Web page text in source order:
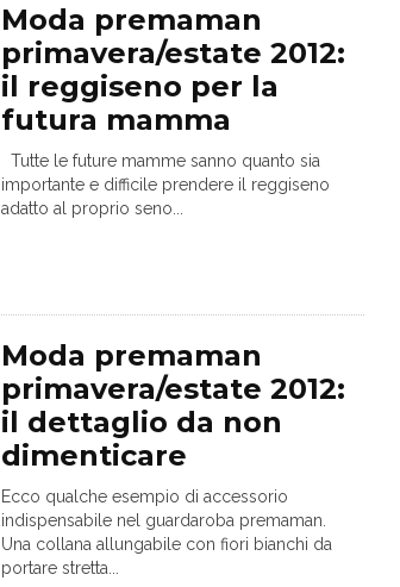
Moda premaman
primavera/estate 2012:
il reggiseno per la
futura mamma
Tutte le future mamme sanno quanto sia
importante e difficile prendere il reggiseno
adatto al proprio seno...
Moda premaman
primavera/estate 2012:
il dettaglio da non
dimenticare
Ecco qualche esempio di accessorio
indispensabile nel guardaroba premaman.
Una collana allungabile con fiori bianchi da
portare stretta...